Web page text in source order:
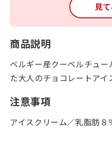
見
商品説明
ベルギー産クーベルチュ
た大人のチョコレートアイ
注意事項
アイスクリーム／乳脂肪８